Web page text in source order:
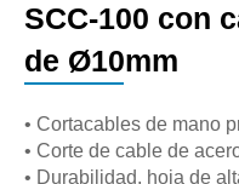
SCC-100 con
de Ø10mm
• Cortacables de mano
• Corte de cable de
• Durabilidad, hoja de